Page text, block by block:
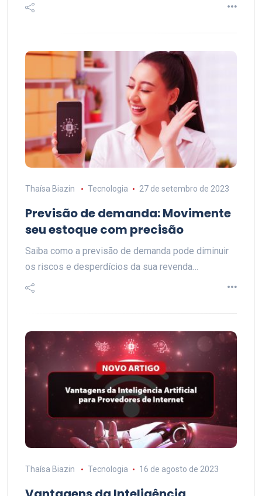
Thaísa Biazin Tecnologia 27 de setembro de 2023
Previsão de demanda: Movimente
seu estoque com precisão
Saiba como a previsão de demanda pode diminuir
os riscos e desperdícios da sua revenda…
Thaísa Biazin Tecnologia 16 de agosto de 2023